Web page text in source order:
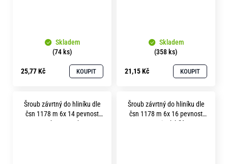
Skladem
(74 ks)
25,77 Kč KOUPIT
Skladem
(358 ks)
21,15 Kč KOUPIT
Šroub závrtný do hliníku dle
čsn 1178 m 6x 14 pevnost
5.8 bez povrchu
Šroub závrtný do hliníku dle
čsn 1178 m 6x 16 pevnost
5.8 zinek bílý